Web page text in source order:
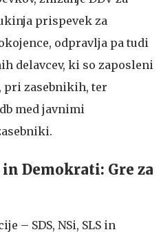
prispevek za
odpravlja pa tudi
delavcev, ki so zaposleni
pri zasebnikih, ter
med javnimi
in Demokrati: Gre za
– SDS, NSi, SLS in